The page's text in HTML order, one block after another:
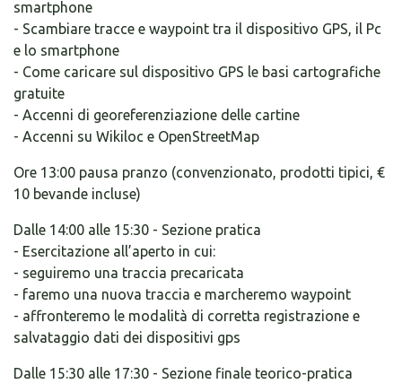
smartphone
- Scambiare tracce e waypoint tra il dispositivo GPS, il Pc
e lo smartphone
- Come caricare sul dispositivo GPS le basi cartografiche
gratuite
- Accenni di georeferenziazione delle cartine
- Accenni su Wikiloc e OpenStreetMap
Ore 13:00 pausa pranzo (convenzionato, prodotti tipici, €
10 bevande incluse)
Dalle 14:00 alle 15:30 - Sezione pratica
- Esercitazione all’aperto in cui:
- seguiremo una traccia precaricata
- faremo una nuova traccia e marcheremo waypoint
- affronteremo le modalità di corretta registrazione e
salvataggio dati dei dispositivi gps
Dalle 15:30 alle 17:30 - Sezione finale teorico-pratica